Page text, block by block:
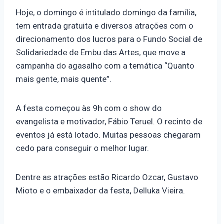
Hoje, o domingo é intitulado domingo da família,
tem entrada gratuita e diversos atrações com o
direcionamento dos lucros para o Fundo Social de
Solidariedade de Embu das Artes, que move a
campanha do agasalho com a temática “Quanto
mais gente, mais quente”.
A festa começou às 9h com o show do
evangelista e motivador, Fábio Teruel. O recinto de
eventos já está lotado. Muitas pessoas chegaram
cedo para conseguir o melhor lugar.
Dentre as atrações estão Ricardo Ozcar, Gustavo
Mioto e o embaixador da festa, Delluka Vieira.